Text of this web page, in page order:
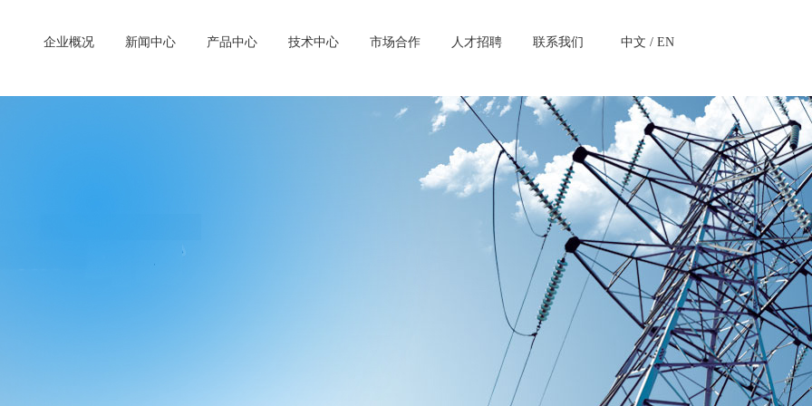
企业概况 新闻中心 产品中心 技术中心 市场合作 人才招聘 联系我们 中文 / EN